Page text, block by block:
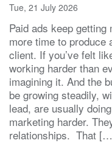
Tue, 21 July 2026
Paid ads keep
more time to produce
client. If you’ve felt
working harder than
imagining it. And the
be growing steadily,
lead, are usually
marketing harder.
relationships. That